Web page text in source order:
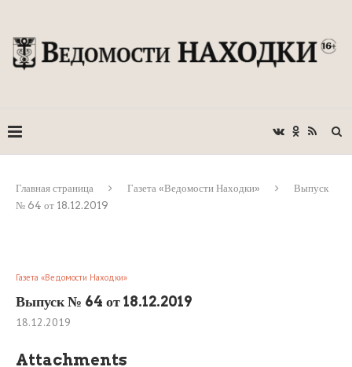
Главная страница Газета «Ведомости Находки»
Выпуск
№ 64 от 18.12.2019
Газета «Ведомости Находки»
Выпуск № 64 от 18.12.2019
18.12.2019
Attachments